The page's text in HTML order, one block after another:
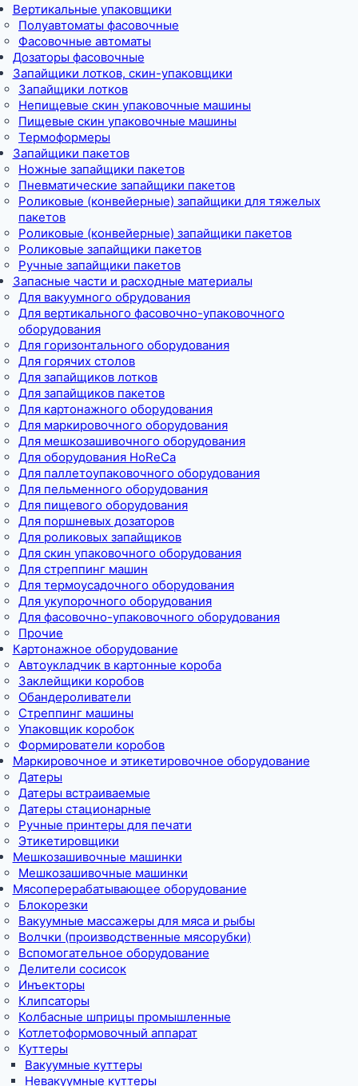
Вертикальные упаковщики
Полуавтоматы фасовочные
Фасовочные автоматы
Дозаторы фасовочные
Запайщики лотков, скин-упаковщики
Запайщики лотков
Непищевые скин упаковочные машины
Пищевые скин упаковочные машины
Термоформеры
Запайщики пакетов
Ножные запайщики пакетов
Пневматические запайщики пакетов
Роликовые (конвейерные) запайщики для тяжелых
пакетов
Роликовые (конвейерные) запайщики пакетов
Роликовые запайщики пакетов
Ручные запайщики пакетов
Запасные части и расходные материалы
Для вакуумного обрудования
Для вертикального фасовочно-упаковочного
оборудования
Для горизонтального оборудования
Для горячих столов
Для запайщиков лотков
Для запайщиков пакетов
Для картонажного оборудования
Для маркировочного оборудования
Для мешкозашивочного оборудования
Для оборудования HoReCa
Для паллетоупаковочного оборудования
Для пельменного оборудования
Для пищевого оборудования
Для поршневых дозаторов
Для роликовых запайщиков
Для скин упаковочного оборудования
Для стреппинг машин
Для термоусадочного оборудования
Для укупорочного оборудования
Для фасовочно-упаковочного оборудования
Прочие
Картонажное оборудование
Автоукладчик в картонные короба
Заклейщики коробов
Обандероливатели
Стреппинг машины
Упаковщик коробок
Формирователи коробов
Маркировочное и этикетировочное оборудование
Датеры
Датеры встраиваемые
Датеры стационарные
Ручные принтеры для печати
Этикетировщики
Мешкозашивочные машинки
Мешкозашивочные машинки
Мясоперерабатывающее оборудование
Блокорезки
Вакуумные массажеры для мяса и рыбы
Волчки (производственные мясорубки)
Вспомогательное оборудование
Делители сосисок
Инъекторы
Клипсаторы
Колбасные шприцы промышленные
Котлетоформовочный аппарат
Куттеры
Вакуумные куттеры
Невакуумные куттеры